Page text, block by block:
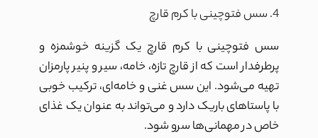
4. سس فتوچینی با کرم قارچ
سس فتوچینی با کرم قارچ یک گزینه خوشمزه و
پرطرفدار است که از قارچ تازه، خامه، سیر و پنیر پارمزان
تهیه می‌شود. این سس غنی و خامه‌ای، ترکیب خوبی
با پاستاهای باریک دارد و می‌تواند به عنوان یک غذای
خاص در مهمانی‌ها سرو شود.